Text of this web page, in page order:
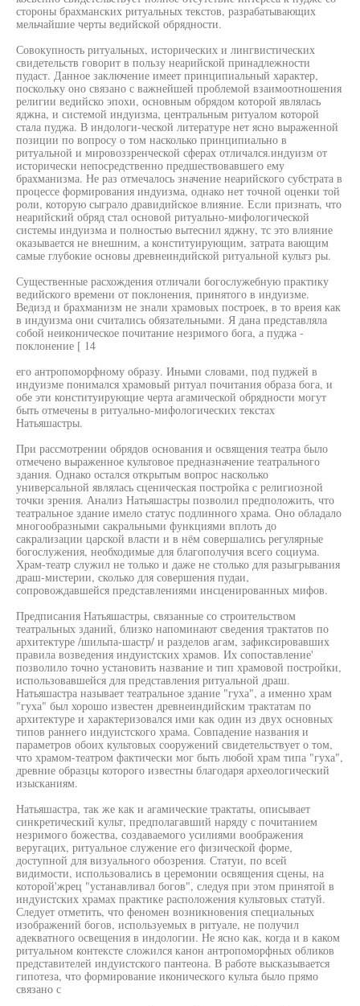
стороны брахманских ритуальных текстов, разрабатывающих
мельчайшие черты ведийской обрядности.
Совокупность ритуальных, исторических и лингвистических
свидетельств говорит в пользу неарийской принадлежности
пудаст. Данное заключение имеет принципиальный характер,
поскольку оно связано с важнейшей проблемой взаимоотношения
религии ведийско эпохи, основным обрядом которой являлась
яджна, и системой индуизма, центральным ритуалом которой
стала пуджа. В индологи-ческой литературе нет ясно выраженной
позиции по вопросу о том насколько принципиально в
ритуальной и мировоззренческой сферах отличался.индуизм от
исторически непосредственно предшествовавшего ему
брахманизма. Не раз отмечалось значение неарийского субстрата в
процессе формирования индуизма, однако нет точной оценки той
роли, которую сыграло дравидийское влияние. Если признать, что
неарийский обряд стал основой ритуально-мифологической
системы индуизма и полностью вытеснил яджну, тс это влияние
оказывается не внешним, а конституирующим, затрата вающим
самые глубокие основы древнеиндийской ритуальной культз ры.
Существенные расхождения отличали богослужебную практику
ведийского времени от поклонения, принятого в индуизме.
Ведизд и брахманизм не знали храмовых построек, в то вреия как
в индуизма они считались обязательными. Я дана представляла
собой неиконическое почитание незримого бога, а пуджа -
поклонение [ 14
его антропоморфному образу. Иными словами, под пуджей в
индуизме понимался храмовый ритуал почитания образа бога, и
обе эти конституирующие черта агамической обрядности могут
быть отмечены в ритуально-мифологических текстах
Натьяшастры.
При рассмотрении обрядов основания и освящения театра было
отмечено выраженное культовое предназначение театрального
здания. Однако остался открытым вопрос насколько
универсальной являлась сценическая постройка с религиозной
точки зрения. Анализ Натьяшастры позволил предположить, что
театральное здание имело статус подлинного храма. Оно обладало
многообразными сакральными функциями вплоть до
сакрализации царской власти и в нём совершались регулярные
богослужения, необходимые для благополучия всего социума.
Храм-театр служил не только и даже не столько для разыгрывания
драш-мистерии, сколько для совершения пудаи,
сопровождавшейся представлениями инсценированных мифов.
Предписания Натьяшастры, связанные со строительством
театральных зданий, близко напоминают сведения трактатов по
архитектуре /шильпа-шастр/ и разделов агам, зафиксировавших
правила возведения индуистских храмов. Их сопоставление'
позволило точно установить название и тип храмовой постройки,
использовавшейся для представления ритуальной драш.
Натьяшастра называет театральное здание "гуха", а именно храм
"гуха" был хорошо известен древнеиндийским трактатам по
архитектуре и характеризовался ими как один из двух основных
типов раннего индуистского храма. Совпадение названия и
параметров обоих культовых сооружений свидетельствует о том,
что храмом-театром фактически мог быть любой храм типа "гуха",
древние образцы которого известны благодаря археологический
изысканиям.
Натьяшастра, так же как и агамические трактаты, описывает
синкретический культ, предполагавший наряду с почитанием
незримого божества, создаваемого усилиями воображения
веругацих, ритуальное служение его физической форме,
доступной для визуального обозрения. Статуи, по всей
видимости, использовались в церемонии освящения сцены, на
которой'жрец "устанавливал богов", следуя при этом принятой в
индуистских храмах практике расположения культовых статуй.
Следует отметить, что феномен возникновения специальных
изображений богов, используемых в ритуале, не получил
адекватного освещения в индологии. Не ясно как, когда и в каком
ритуальном контексте сложился канон антропоморфных обликов
представителей индуистского пантеона. В работе высказывается
гипотеза, что формирование иконического культа было прямо
связано с